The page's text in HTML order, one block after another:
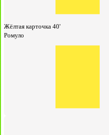
Жёлтая карточка 40'
Ромуло